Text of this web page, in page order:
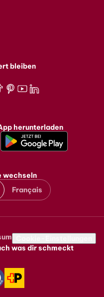
bleiben
herunterladen
wechseln
Français
was dir schmeckt